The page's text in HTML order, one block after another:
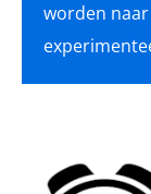
worden